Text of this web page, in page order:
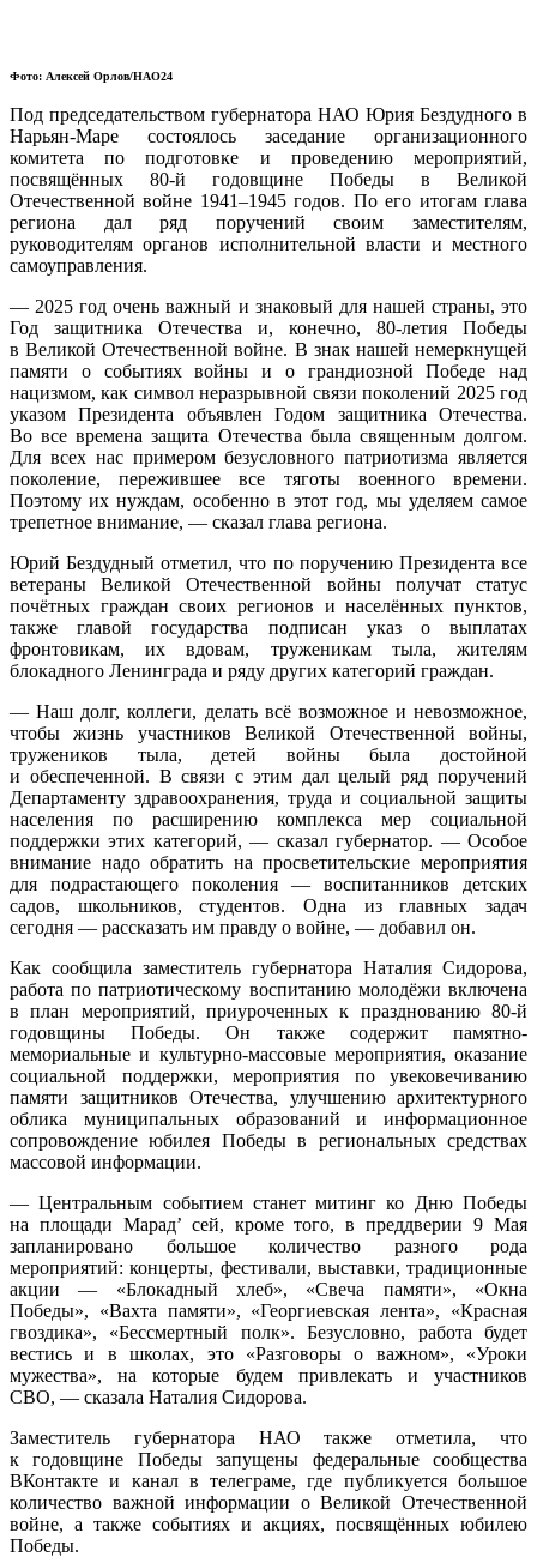
Фото: Алексей Орлов/НАО24
Под председательством губернатора НАО Юрия Бездудного в
Нарьян-Маре состоялось заседание организационного
комитета по подготовке и проведению мероприятий,
посвящённых 80-й годовщине Победы в Великой
Отечественной войне 1941–1945 годов. По его итогам глава
региона дал ряд поручений своим заместителям,
руководителям органов исполнительной власти и местного
самоуправления.
— 2025 год очень важный и знаковый для нашей страны, это
Год защитника Отечества и, конечно, 80-летия Победы
в Великой Отечественной войне. В знак нашей немеркнущей
памяти о событиях войны и о грандиозной Победе над
нацизмом, как символ неразрывной связи поколений 2025 год
указом Президента объявлен Годом защитника Отечества.
Во все времена защита Отечества была священным долгом.
Для всех нас примером безусловного патриотизма является
поколение, пережившее все тяготы военного времени.
Поэтому их нуждам, особенно в этот год, мы уделяем самое
трепетное внимание, — сказал глава региона.
Юрий Бездудный отметил, что по поручению Президента все
ветераны Великой Отечественной войны получат статус
почётных граждан своих регионов и населённых пунктов,
также главой государства подписан указ о выплатах
фронтовикам, их вдовам, труженикам тыла, жителям
блокадного Ленинграда и ряду других категорий граждан.
— Наш долг, коллеги, делать всё возможное и невозможное,
чтобы жизнь участников Великой Отечественной войны,
тружеников тыла, детей войны была достойной
и обеспеченной. В связи с этим дал целый ряд поручений
Департаменту здравоохранения, труда и социальной защиты
населения по расширению комплекса мер социальной
поддержки этих категорий, — сказал губернатор. — Особое
внимание надо обратить на просветительские мероприятия
для подрастающего поколения — воспитанников детских
садов, школьников, студентов. Одна из главных задач
сегодня — рассказать им правду о войне, — добавил он.
Как сообщила заместитель губернатора Наталия Сидорова,
работа по патриотическому воспитанию молодёжи включена
в план мероприятий, приуроченных к празднованию 80-й
годовщины Победы. Он также содержит памятно-
мемориальные и культурно-массовые мероприятия, оказание
социальной поддержки, мероприятия по увековечиванию
памяти защитников Отечества, улучшению архитектурного
облика муниципальных образований и информационное
сопровождение юбилея Победы в региональных средствах
массовой информации.
— Центральным событием станет митинг ко Дню Победы
на площади Марад’ сей, кроме того, в преддверии 9 Мая
запланировано большое количество разного рода
мероприятий: концерты, фестивали, выставки, традиционные
акции — «Блокадный хлеб», «Свеча памяти», «Окна
Победы», «Вахта памяти», «Георгиевская лента», «Красная
гвоздика», «Бессмертный полк». Безусловно, работа будет
вестись и в школах, это «Разговоры о важном», «Уроки
мужества», на которые будем привлекать и участников
СВО, — сказала Наталия Сидорова.
Заместитель губернатора НАО также отметила, что
к годовщине Победы запущены федеральные сообщества
ВКонтакте и канал в телеграме, где публикуется большое
количество важной информации о Великой Отечественной
войне, а также событиях и акциях, посвящённых юбилею
Победы.